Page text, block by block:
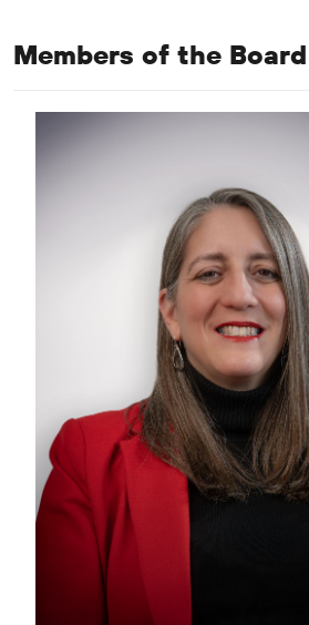
Members of the